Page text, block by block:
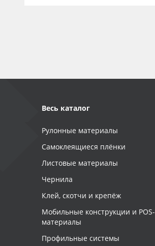
Весь каталог
Рулонные материалы
Самоклеящиеся плёнки
Листовые материалы
Чернила
Клей, скотчи и крепёж
Мобильные конструкции и POS-
материалы
Профильные системы